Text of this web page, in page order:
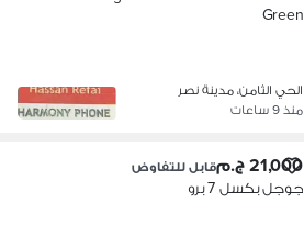
Green
الحي الثامن، مدينة نصر
منذ 9 ساعات
21,000 ج.م قابل للتفاوض
جوجل بكسل 7 برو